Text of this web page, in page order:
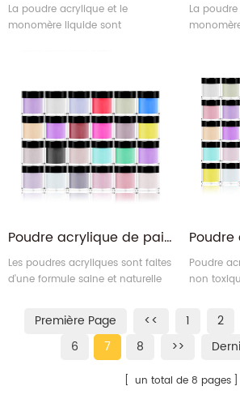
La poudre acrylique et le
monomère liquide sont
résistance, qui peuvent durer plus
l'huile nutritive est fournie. Son
hydratant puissant pour les
vos ongles pour les faire durer
plus longtemps apr3
La
l'huile
Poudre acrylique de paillettes de cristal à séchage rapide Poudre acrylique d'art d'ongle
Les poudres acryliques sont faites
d'une formule saine et naturelle
pour les ongles naturels et les
pointes des ongles.
Poudre
non
pouvez
créer
Première Page << 1 2
6
7 8 >>
un total de 8 pages